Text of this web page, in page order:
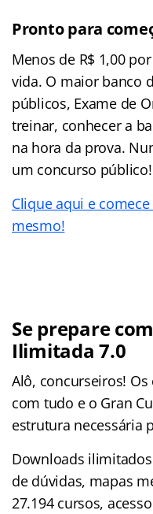
Pronto para
Menos de R$ 1,00
vida. O maior banco
públicos, Exame de
treinar, conhecer a
na hora da prova.
um concurso público!
Clique aqui e
mesmo!
Se prepare
Ilimitada 7.0
Alô, concurseiros!
com tudo e o Gran
estrutura necessária
Downloads
de dúvidas, mapas
27.194 cursos,